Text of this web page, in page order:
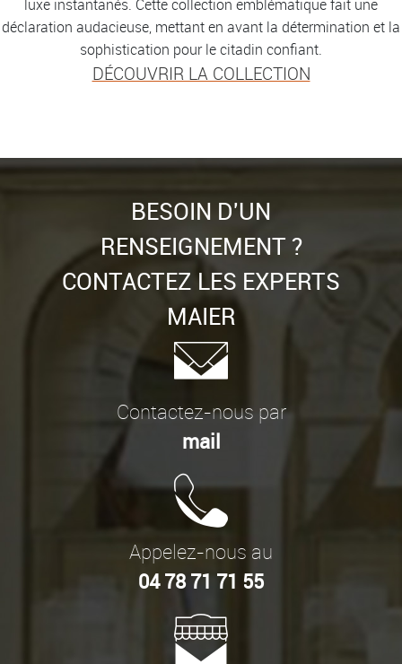
luxe instantanés. Cette collection emblématique fait une
déclaration audacieuse, mettant en avant la détermination et la
sophistication pour le citadin confiant.
DÉCOUVRIR LA COLLECTION
BESOIN D'UN
RENSEIGNEMENT ?
CONTACTEZ LES EXPERTS
MAIER
Contactez-nous par
mail
Appelez-nous au
04 78 71 71 55